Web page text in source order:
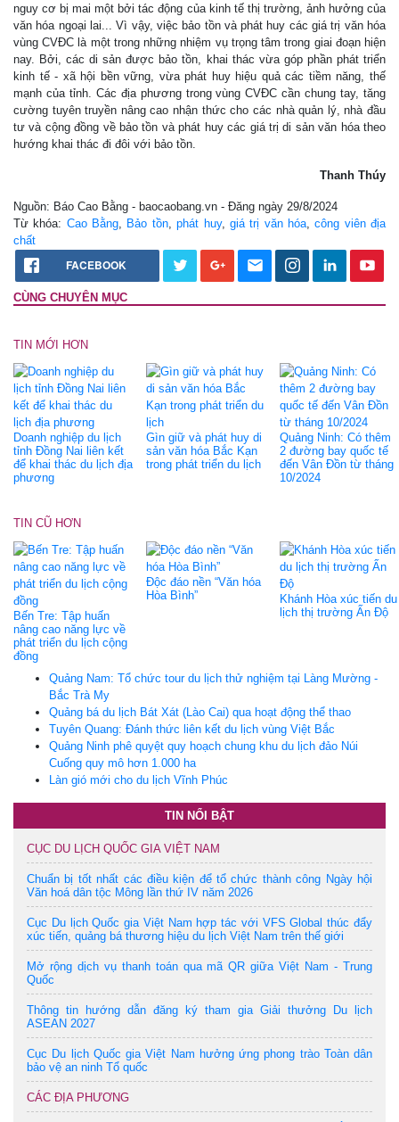
nguy cơ bị mai một bởi tác động của kinh tế thị trường, ảnh hưởng của
văn hóa ngoại lai... Vì vậy, việc bảo tồn và phát huy các giá trị văn hóa
vùng CVĐC là một trong những nhiệm vụ trọng tâm trong giai đoạn hiện
nay. Bởi, các di sản được bảo tồn, khai thác vừa góp phần phát triển
kinh tế - xã hội bền vững, vừa phát huy hiệu quả các tiềm năng, thế
mạnh của tỉnh. Các địa phương trong vùng CVĐC cần chung tay, tăng
cường tuyên truyền nâng cao nhận thức cho các nhà quản lý, nhà đầu
tư và cộng đồng về bảo tồn và phát huy các giá trị di sản văn hóa theo
hướng khai thác đi đôi với bảo tồn.
Thanh Thúy
Nguồn: Báo Cao Bằng - baocaobang.vn - Đăng ngày 29/8/2024
Từ khóa: Cao Bằng Bảo tồn,phát huy, giá trị văn hóa,công viên địa
chất
FACEBOOK
CÙNG CHUYÊN MỤC
TIN MỚI HƠN
Doanh nghiệp du lịch
tỉnh Đồng Nai liên kết
để khai thác du lịch địa
phương
Gìn giữ và phát huy di
sản văn hóa Bắc Kạn
trong phát triển du lịch
Quảng Ninh: Có thêm
2 đường bay quốc tế
đến Vân Đồn từ tháng
10/2024
TIN CŨ HƠN
Bến Tre: Tập huấn
nâng cao năng lực về
phát triển du lịch cộng
đồng
Độc đáo nền “Văn hóa
Hòa Bình”
Khánh Hòa xúc tiến du
lịch thị trường Ấn Độ
Quảng Nam: Tổ chức tour du lịch thử nghiệm tại Làng Mường -
Bắc Trà My
Quảng bá du lịch Bát Xát (Lào Cai) qua hoạt động thể thao
Tuyên Quang: Đánh thức liên kết du lịch vùng Việt Bắc
Quảng Ninh phê quyệt quy hoạch chung khu du lịch đảo Núi
Cuống quy mô hơn 1.000 ha
Làn gió mới cho du lịch Vĩnh Phúc
TIN NỔI BẬT
CỤC DU LỊCH QUỐC GIA VIỆT NAM
Chuẩn bị tốt nhất các điều kiện để tổ chức thành công Ngày hội
Văn hoá dân tộc Mông lần thứ IV năm 2026
Cục Du lịch Quốc gia Việt Nam hợp tác với VFS Global thúc đẩy
xúc tiến, quảng bá thương hiệu du lịch Việt Nam trên thế giới
Mở rộng dịch vụ thanh toán qua mã QR giữa Việt Nam - Trung
Quốc
Thông tin hướng dẫn đăng ký tham gia Giải thưởng Du lịch
ASEAN 2027
Cục Du lịch Quốc gia Việt Nam hưởng ứng phong trào Toàn dân
bảo vệ an ninh Tổ quốc
CÁC ĐỊA PHƯƠNG